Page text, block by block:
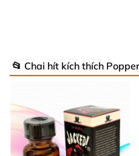
Dụng cụ hỗ trợ dành cho
📂 Chai hít kích thích